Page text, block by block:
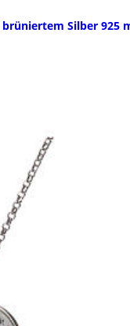
brüniertem Silber 925